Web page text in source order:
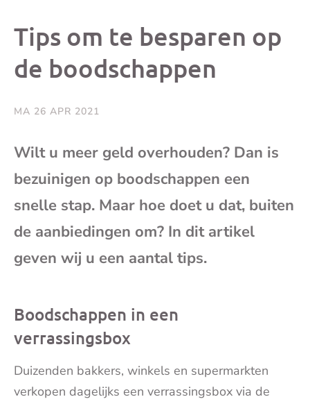
Tips om te besparen op
de boodschappen
MA 26 APR 2021
Wilt u meer geld overhouden? Dan is
bezuinigen op boodschappen een
snelle stap. Maar hoe doet u dat, buiten
de aanbiedingen om? In dit artikel
geven wij u een aantal tips.
Boodschappen in een
verrassingsbox
Duizenden bakkers, winkels en supermarkten
verkopen dagelijks een verrassingsbox via de